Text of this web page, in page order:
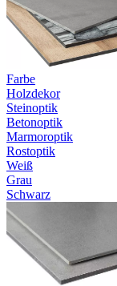
Farbe
Holzdekor
Steinoptik
Betonoptik
Marmoroptik
Rostoptik
Weiß
Grau
Schwarz